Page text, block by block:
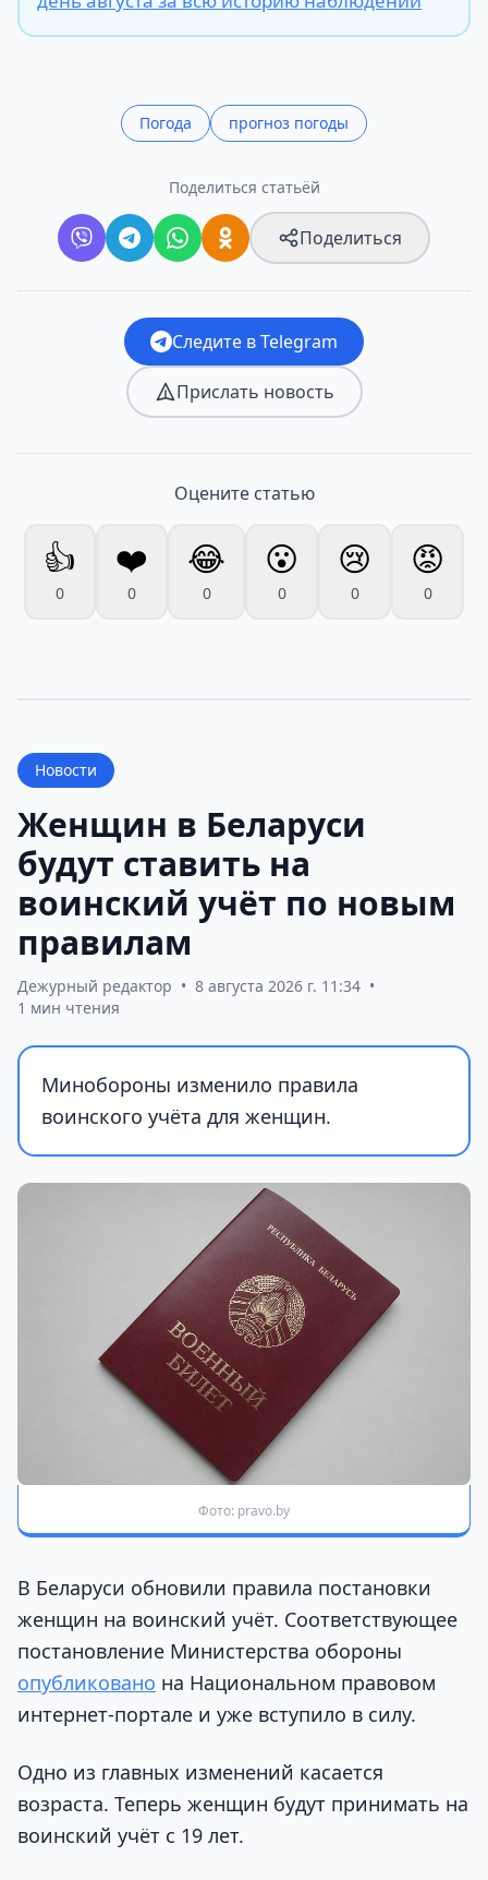
Погода прогноз погоды
Поделиться статьёй
Поделиться
Следите в Telegram
Прислать новость
Оцените статью
👍
0
❤️
0
😂
0
😮
0
😢
0
😡
0
Новости
Женщин в Беларуси
будут ставить на
воинский учёт по новым
правилам
Дежурный редактор • 8 августа 2026 г. 11:34 •
1 мин чтения
Минобороны изменило правила
воинского учёта для женщин.
Фото: pravo.by
В Беларуси обновили правила постановки
женщин на воинский учёт. Соответствующее
постановление Министерства обороны
опубликовано на Национальном правовом
интернет-портале и уже вступило в силу.
Одно из главных изменений касается
возраста. Теперь женщин будут принимать на
воинский учёт с 19 лет.